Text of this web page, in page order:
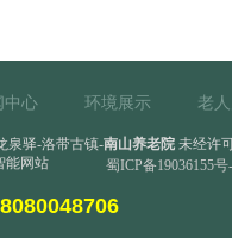
中心 环境展示 老
蜀ICP备19036155号
泉驿-洛带古镇-南山养老院 未经许
能网站